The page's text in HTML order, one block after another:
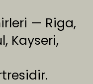
— Riga,
Kayseri,